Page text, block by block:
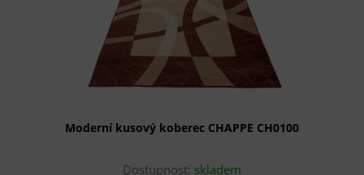
Moderní kusový koberec CHAPPE CH0100
Dostupnost: skladem